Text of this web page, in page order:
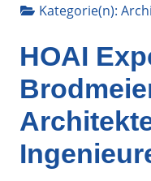
Kategorie(n):
HOAI